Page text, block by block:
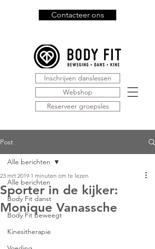
Inschrijven danslessen
Webshop
Reserveer groepsles
Contacteer ons
Post
Alle berichten
Body Fit danst
Body Fit beweegt
Kinesitherapie
Alle berichten
Sporter in de kijker:
Monique Vanassche
23 mrt 2019 1 minuten om te lezen